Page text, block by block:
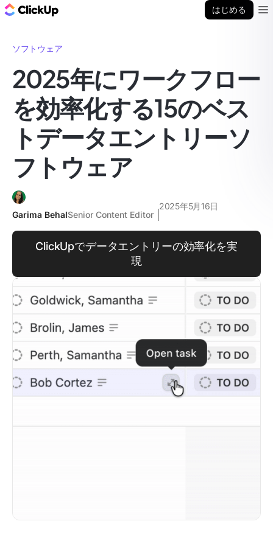
はじめる
ソフトウェア
2025年にワークフロー
を効率化する15のベス
トデータエントリーソ
フトウェア
Garima BehalSenior Content Editor
2025年5月16日
ClickUpでデータエントリーの効率化を実
現